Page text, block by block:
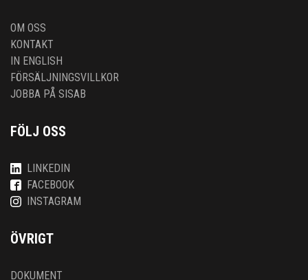
OM OSS
KONTAKT
IN ENGLISH
FÖRSÄLJNINGSVILLKOR
JOBBA PÅ SISAB
FÖLJ OSS
LINKEDIN
FACEBOOK
INSTAGRAM
ÖVRIGT
DOKUMENT